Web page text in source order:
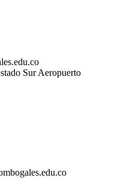
Sur Aeropuerto